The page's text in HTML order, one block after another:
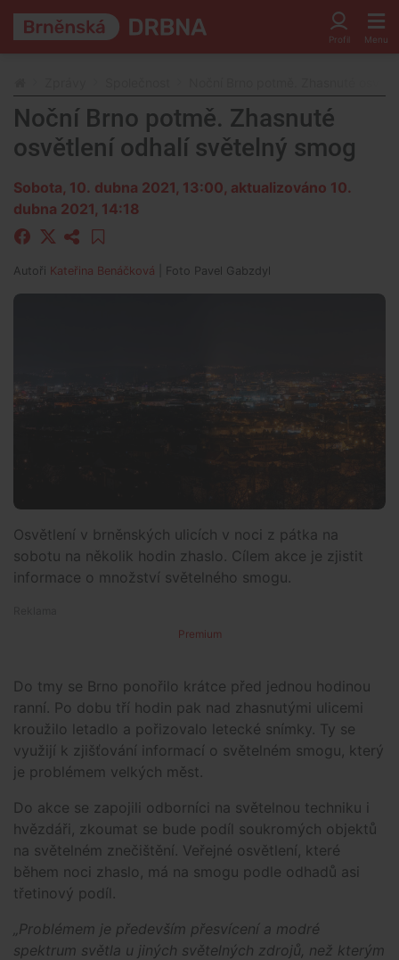
Noční Brno potmě. Zhasnuté
osvětlení odhalí světelný smog
Sobota, 10. dubna 2021, 13:00, aktualizováno 10.
dubna 2021, 14:18
Autoři Kateřina Benáčková | Foto Pavel Gabzdyl
Osvětlení v brněnských ulicích v noci z pátka na
sobotu na několik hodin zhaslo. Cílem akce je zjistit
informace o množství světelného smogu.
Premium
Do tmy se Brno ponořilo krátce před jednou hodinou
ranní. Po dobu tří hodin pak nad zhasnutými ulicemi
kroužilo letadlo a pořizovalo letecké snímky. Ty se
využijí k zjišťování informací o světelném smogu, který
je problémem velkých měst.
Do akce se zapojili odborníci na světelnou techniku i
hvězdáři, zkoumat se bude podíl soukromých objektů
na světelném znečištění. Veřejné osvětlení, které
během noci zhaslo, má na smogu podle odhadů asi
třetinový podíl.
„Problémem je především přesvícení a modré
spektrum světla u jiných světelných zdrojů, než kterým